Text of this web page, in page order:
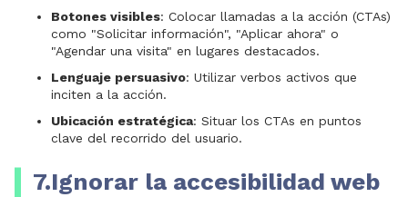
Botones visibles: Colocar llamadas a la acción (CTAs)
como "Solicitar información", "Aplicar ahora" o
"Agendar una visita" en lugares destacados.
Lenguaje persuasivo: Utilizar verbos activos que
inciten a la acción.
Ubicación estratégica: Situar los CTAs en puntos
clave del recorrido del usuario.
7.Ignorar la accesibilidad web